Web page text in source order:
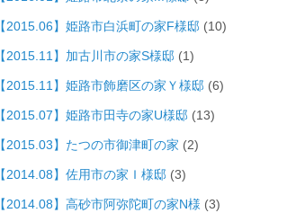
【2015.06】姫路市白浜町の家F様邸 (10)
【2015.11】加古川市の家S様邸 (1)
【2015.11】姫路市飾磨区の家Ｙ様邸 (6)
【2015.07】姫路市田寺の家U様邸 (13)
【2015.03】たつの市御津町の家 (2)
【2014.08】佐用市の家Ｉ様邸 (3)
【2014.08】高砂市阿弥陀町の家N様 (3)